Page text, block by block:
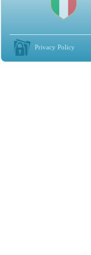
Privacy Policy